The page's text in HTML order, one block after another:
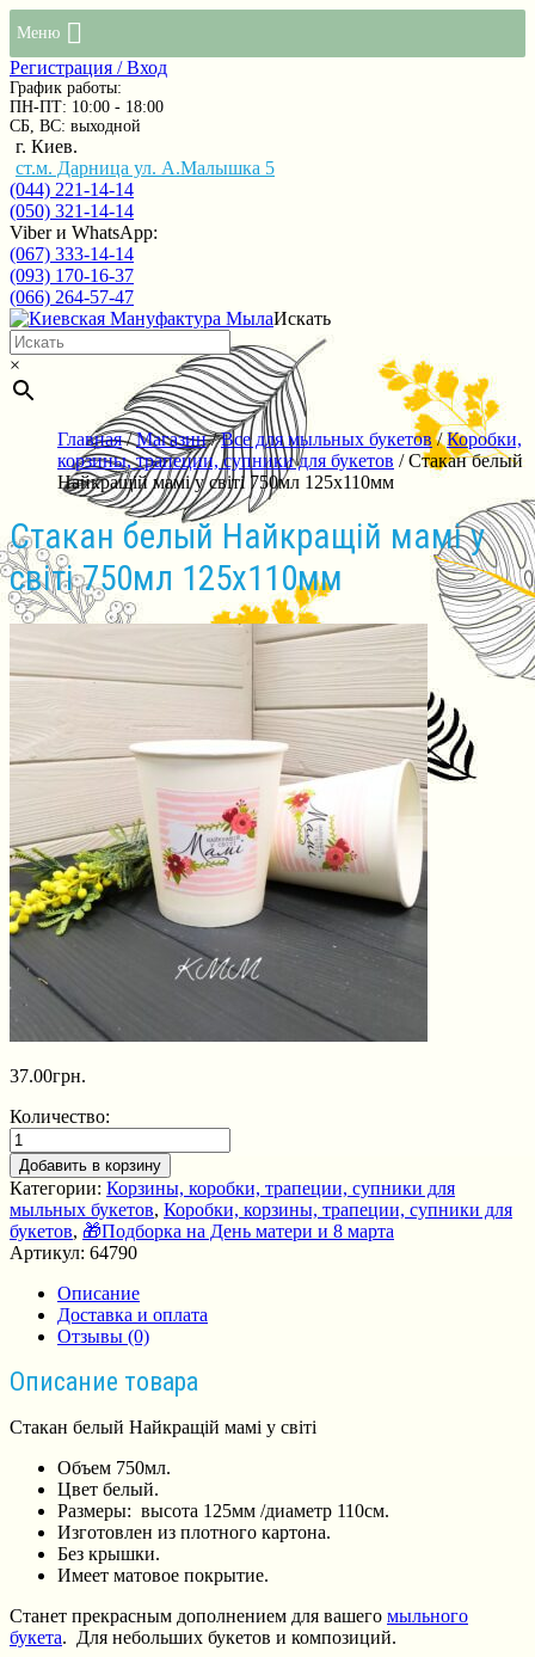
Меню
Регистрация / Вход
График работы:
ПН-ПТ: 10:00 - 18:00
СБ, ВС: выходной
г. Киев.
ст.м. Дарница ул. А.Малышка 5
(044) 221-14-14
(050) 321-14-14
Viber и WhatsApp:
(067) 333-14-14
(093) 170-16-37
(066) 264-57-47
Искать
×
Главная/Магазин/Все для мыльных букетов/Коробки,
корзины, трапеции, супники для букетов / Стакан белый
Найкращій мамі у світі 750мл 125х110мм
Стакан белый Найкращій мамі у
світі 750мл 125х110мм
37.00грн.
Количество:
Добавить в корзину
Категории: Корзины, коробки, трапеции, супники для
мыльных букетов, Коробки, корзины, трапеции, супники для
букетов, 🎁Подборка на День матери и 8 марта
Артикул: 64790
Описание
Доставка и оплата
Отзывы (0)
Описание товара
Стакан белый Найкращій мамі у світі
Объем 750мл.
Цвет белый.
Размеры: высота 125мм /диаметр 110см.
Изготовлен из плотного картона.
Без крышки.
Имеет матовое покрытие.
Станет прекрасным дополнением для вашего мыльного
букета. Для небольших букетов и композиций.